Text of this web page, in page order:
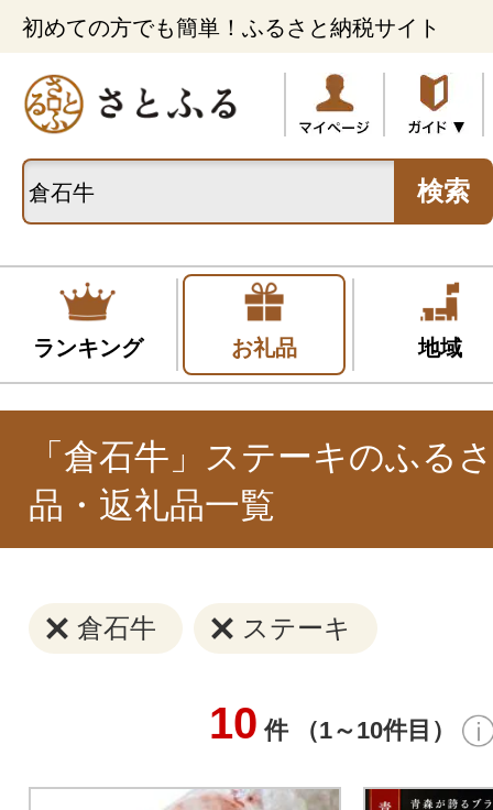
初めての方でも簡単！ふるさと納税サイト
検索
ランキング お礼品 地域
「倉石牛」ステーキのふる
品・返礼品一覧
倉石牛 ステーキ
10 件 （1～10件目）